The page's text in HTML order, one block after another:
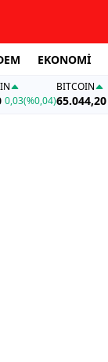
EKONOMİ
0,03(%0,04)
BITCOIN
65.044,20